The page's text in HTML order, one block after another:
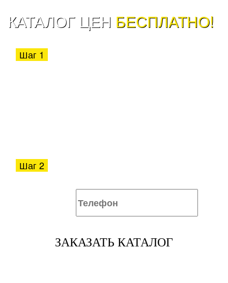
КАТАЛОГ ЦЕН БЕСПЛАТНО!
Шаг 1
Шаг 2
ЗАКАЗАТЬ КАТАЛОГ